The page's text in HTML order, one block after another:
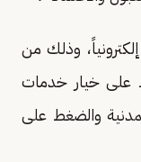
وذلك من
على خيار خدمات
والضغط على